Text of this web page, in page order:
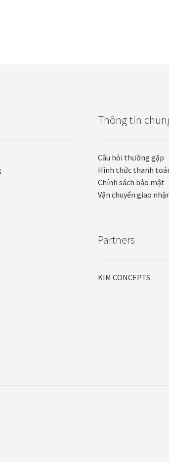
Thông tin
Câu hỏi thường gặp
Hình thức thanh
Chính sách bảo mật
Vận chuyển giao
Partners
KIM CONCEPTS